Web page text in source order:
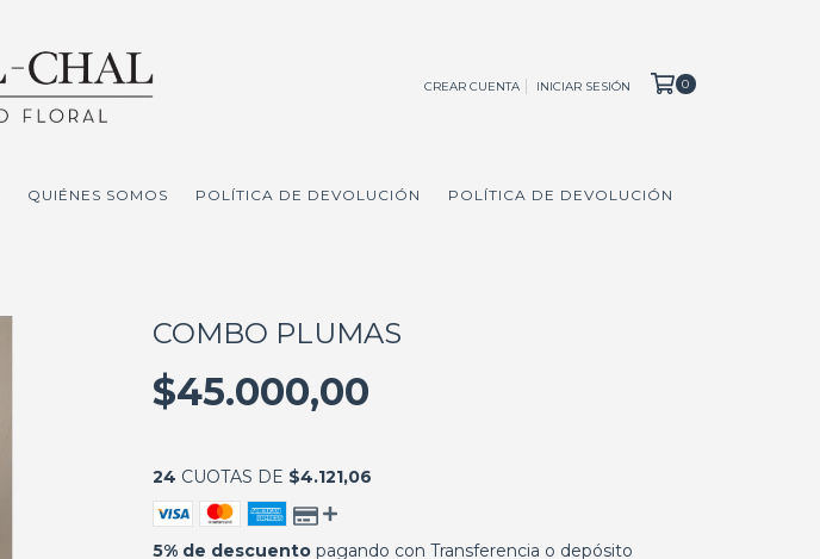
CREAR CUENTA INICIAR SESIÓN 0
QUIÉNES SOMOS POLÍTICA DE DEVOLUCIÓN POLÍTICA DE DEVOLUCIÓN
COMBO PLUMAS
$45.000,00
24 CUOTAS DE $4.121,06
5% de descuento pagando con Transferencia o depósito